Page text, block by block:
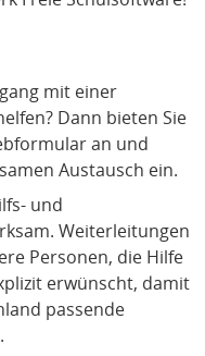
mit einer
Dann bieten Sie
an und
Austausch ein.
und
Weiterleitungen
Personen, die Hilfe
erwünscht, damit
passende